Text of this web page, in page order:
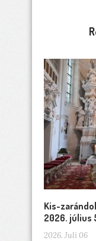
Kis-
2026. július
2026. Juli 06